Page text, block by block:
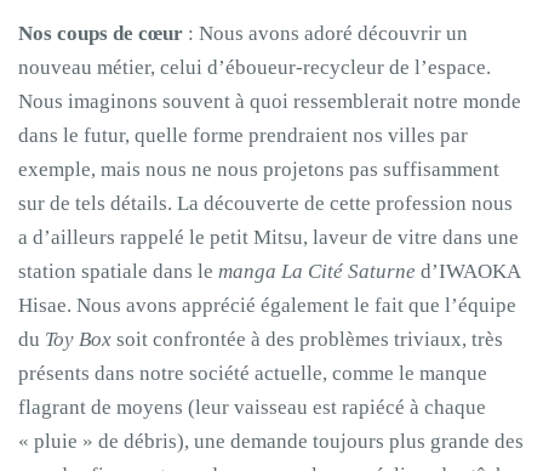
Nos coups de cœur : Nous avons adoré découvrir un
nouveau métier, celui d’éboueur-recycleur de l’espace.
Nous imaginons souvent à quoi ressemblerait notre monde
dans le futur, quelle forme prendraient nos villes par
exemple, mais nous ne nous projetons pas suffisamment
sur de tels détails. La découverte de cette profession nous
a d’ailleurs rappelé le petit Mitsu, laveur de vitre dans une
station spatiale dans le manga La Cité Saturne d’IWAOKA
Hisae. Nous avons apprécié également le fait que l’équipe
du Toy Box soit confrontée à des problèmes triviaux, très
présents dans notre société actuelle, comme le manque
flagrant de moyens (leur vaisseau est rapiécé à chaque
« pluie » de débris), une demande toujours plus grande des